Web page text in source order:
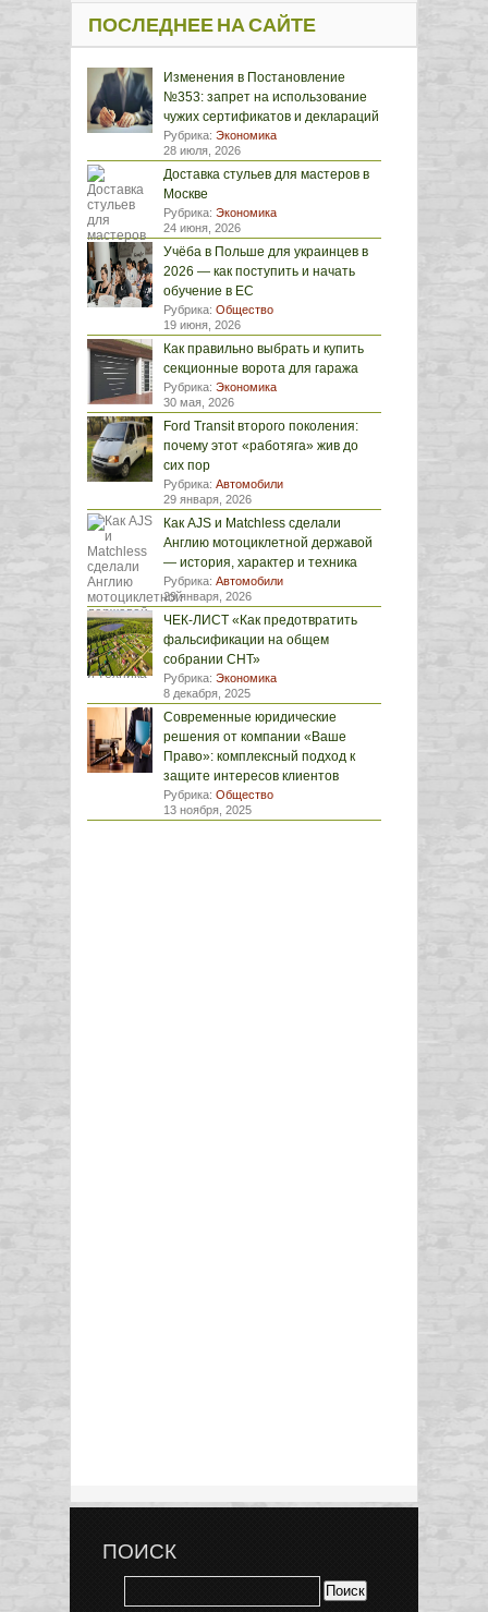
ПОСЛЕДНЕЕ НА САЙТЕ
Изменения в Постановление
№353: запрет на использование
чужих сертификатов и деклараций
Рубрика: Экономика
28 июля, 2026
Доставка стульев для мастеров в
Москве
Рубрика: Экономика
24 июня, 2026
Учёба в Польше для украинцев в
2026 — как поступить и начать
обучение в ЕС
Рубрика: Общество
19 июня, 2026
Как правильно выбрать и купить
секционные ворота для гаража
Рубрика: Экономика
30 мая, 2026
Ford Transit второго поколения:
почему этот «работяга» жив до
сих пор
Рубрика: Автомобили
29 января, 2026
Как AJS и Matchless сделали
Англию мотоциклетной державой
— история, характер и техника
Рубрика: Автомобили
29 января, 2026
ЧЕК-ЛИСТ «Как предотвратить
фальсификации на общем
собрании СНТ»
Рубрика: Экономика
8 декабря, 2025
Современные юридические
решения от компании «Ваше
Право»: комплексный подход к
защите интересов клиентов
Рубрика: Общество
13 ноября, 2025
ПОИСК